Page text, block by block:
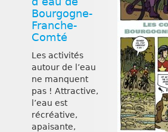
Bourgogne-
Franche-
Comté
Les activités
autour de l’eau
ne manquent
pas ! Attractive,
l’eau est
récréative,
apaisante,